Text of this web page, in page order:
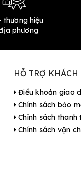
thương hiệu
phương
HỖ TRỢ KHÁCH
Điều khoản giao
Chính sách bảo
Chính sách thanh
Chính sách vận